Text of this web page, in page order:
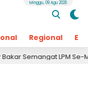
Regional
Minggu, 09 Agu 2026
LPM Se-Madura